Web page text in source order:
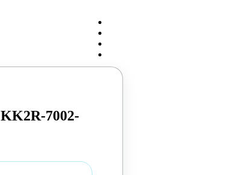
7002-